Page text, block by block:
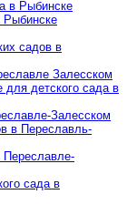
в Рыбинске
садов в
Залесском
для детского сада в
Залесском
в Переславль-
сада в